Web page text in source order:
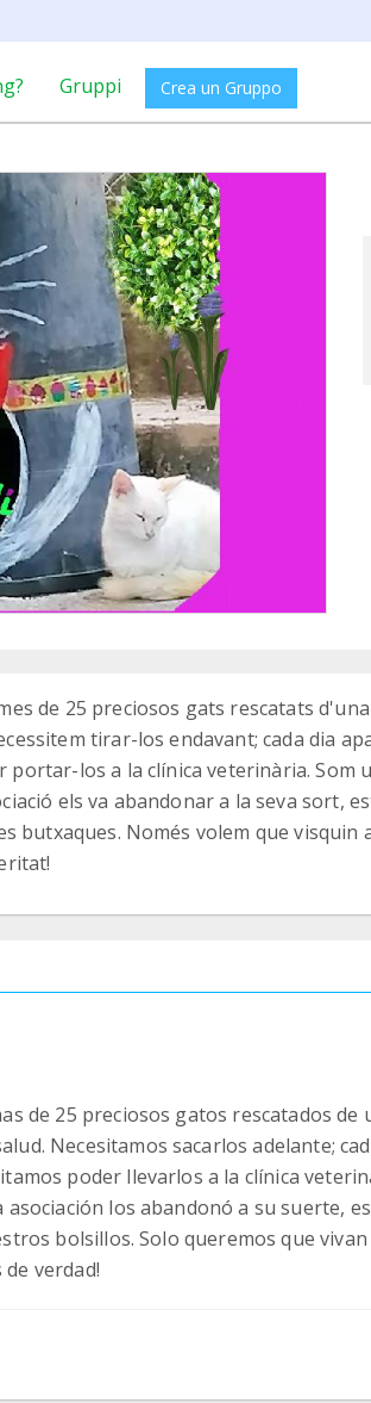
Gruppi Crea un Gruppo
de 25 preciosos gats rescatats
tirar-los endavant; cada dia
los a la clínica veterinària. Som
els va abandonar a la seva sort,
butxaques. Només volem que visquin
de 25 preciosos gatos rescatados de
Necesitamos sacarlos adelante;
poder llevarlos a la clínica
los abandonó a su suerte,
bolsillos. Solo queremos que
verdad!